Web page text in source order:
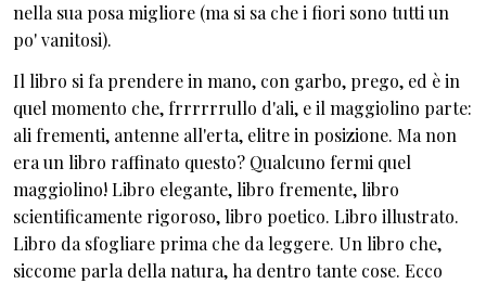
nella sua posa migliore (ma si sa che i fiori sono tutti un
po' vanitosi).
Il libro si fa prendere in mano, con garbo, prego, ed è in
quel momento che, frrrrrrullo d'ali, e il maggiolino parte:
ali frementi, antenne all'erta, elitre in posizione. Ma non
era un libro raffinato questo? Qualcuno fermi quel
maggiolino! Libro elegante, libro fremente, libro
scientificamente rigoroso, libro poetico. Libro illustrato.
Libro da sfogliare prima che da leggere. Un libro che,
siccome parla della natura, ha dentro tante cose. Ecco